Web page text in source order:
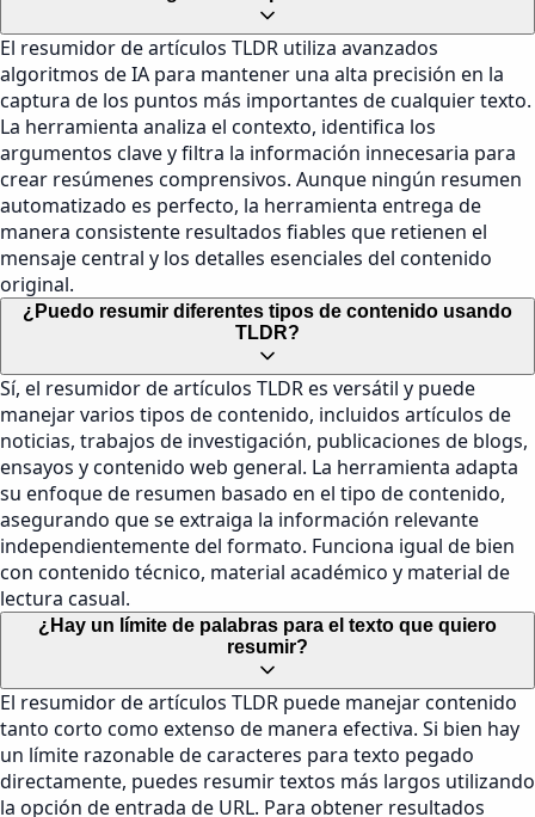
El resumidor de artículos TLDR utiliza avanzados
algoritmos de IA para mantener una alta precisión en la
captura de los puntos más importantes de cualquier texto.
La herramienta analiza el contexto, identifica los
argumentos clave y filtra la información innecesaria para
crear resúmenes comprensivos. Aunque ningún resumen
automatizado es perfecto, la herramienta entrega de
manera consistente resultados fiables que retienen el
mensaje central y los detalles esenciales del contenido
original.
¿Puedo resumir diferentes tipos de contenido usando
TLDR?
Sí, el resumidor de artículos TLDR es versátil y puede
manejar varios tipos de contenido, incluidos artículos de
noticias, trabajos de investigación, publicaciones de blogs,
ensayos y contenido web general. La herramienta adapta
su enfoque de resumen basado en el tipo de contenido,
asegurando que se extraiga la información relevante
independientemente del formato. Funciona igual de bien
con contenido técnico, material académico y material de
lectura casual.
¿Hay un límite de palabras para el texto que quiero
resumir?
El resumidor de artículos TLDR puede manejar contenido
tanto corto como extenso de manera efectiva. Si bien hay
un límite razonable de caracteres para texto pegado
directamente, puedes resumir textos más largos utilizando
la opción de entrada de URL. Para obtener resultados